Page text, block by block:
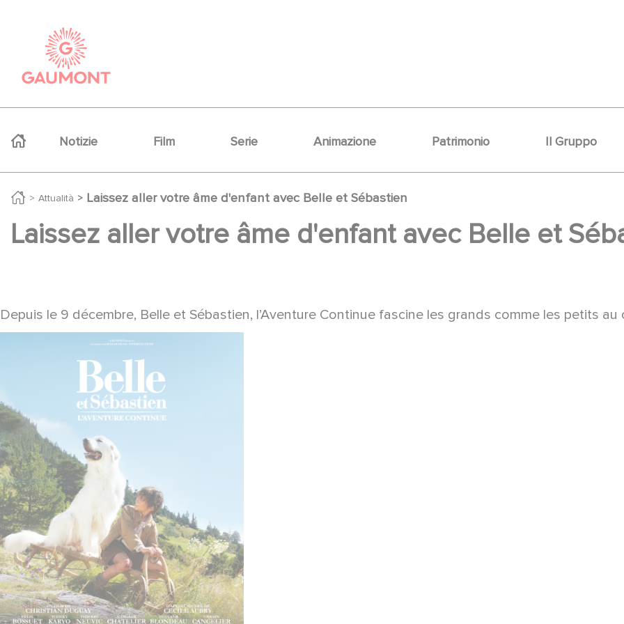
Notizie Film Serie Animazione Patrimonio Il Gruppo
Attualità Laissez aller votre âme d'enfant avec Belle et Sébastien
Laissez aller votre âme d'enfant avec Belle et
Depuis le 9 décembre, Belle et Sébastien, l’Aventure Continue fascine les grands comme les petits au